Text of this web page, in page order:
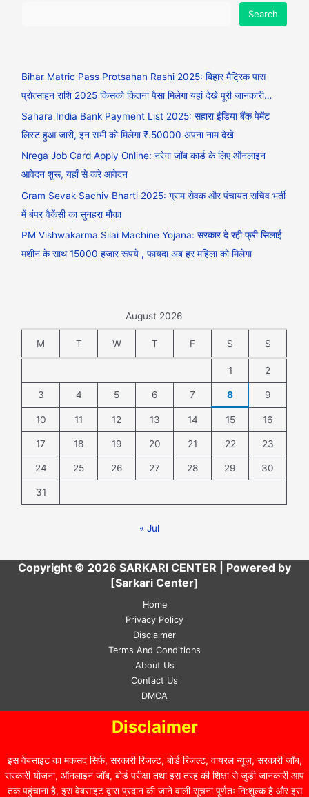
Search
Bihar Matric Pass Protsahan Rashi 2025: बिहार मैट्रिक पास
प्रोत्साहन राशि 2025 किसको कितना पैसा मिलेगा यहां देखे पूरी जानकारी…
Sahara India Bank Payment List 2025: सहारा इंडिया बैंक पेमेंट
लिस्ट हुआ जारी, इन सभी को मिलेगा ₹.50000 अपना नाम देखे
Nrega Job Card Apply Online: नरेगा जॉब कार्ड के लिए ऑनलाइन
आवेदन शुरू, यहाँ से करे आवेदन
Gram Sevak Sachiv Bharti 2025: ग्राम सेवक और पंचायत सचिव भर्ती
में बंपर वैकेंसी का सुनहरा मौका
PM Vishwakarma Silai Machine Yojana: सरकार दे रही फ्री सिलाई
मशीन के साथ 15000 हजार रूपये , फायदा अब हर महिला को मिलेगा
August 2026
M T W T F S S
1 2
3 4 5 6 7 8 9
10 11 12 13 14 15 16
17 18 19 20 21 22 23
24 25 26 27 28 29 30
31
« Jul
Copyright © 2026 SARKARI CENTER | Powered by
[Sarkari Center]
Home
Privacy Policy
Disclaimer
Terms And Conditions
About Us
Contact Us
DMCA
Disclaimer
इस वेबसाइट का मकसद सिर्फ, सरकारी रिजल्ट, बोर्ड रिजल्ट, वायरल न्यूज़, सरकारी जॉब,
सरकारी योजना, ऑनलाइन जॉब, बोर्ड परीक्षा तथा इस तरह की शिक्षा से जुड़ी जानकारी आप
तक पहुंचाना है, इस वेबसाइट द्वारा प्रदान की जाने वाली सूचना पूर्णतः नि:शुल्क है और इस